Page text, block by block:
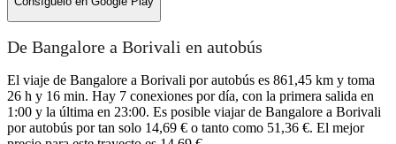
De Bangalore a Borivali en autobús
El viaje de Bangalore a Borivali por autobús es 861,45 km y toma
26 h y 16 min. Hay 7 conexiones por día, con la primera salida en
1:00 y la última en 23:00. Es posible viajar de Bangalore a Borivali
por autobús por tan solo 14,69 € o tanto como 51,36 €. El mejor